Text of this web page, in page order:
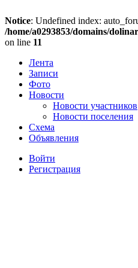
Notice: Undefined index:
/home/a0293853/domains/
on line 11
Лента
Записи
Фото
Новости
Новости участников
Новости поселения
Схема
Объявления
Войти
Регистрация